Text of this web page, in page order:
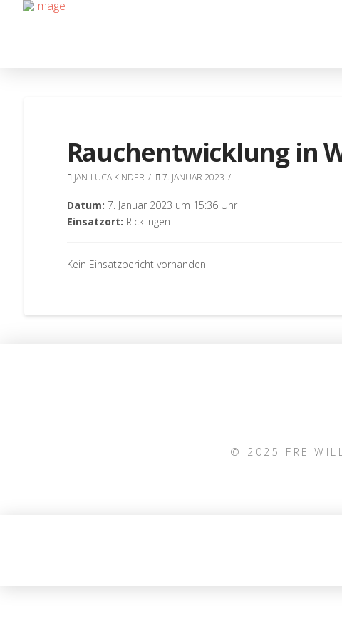
Rauchentwicklung in
JAN-LUCA KINDER 7. JANUAR 2023
Datum: 7. Januar 2023 um 15:36 Uhr
Einsatzort: Ricklingen
Kein Einsatzbericht vorhanden
© 2025